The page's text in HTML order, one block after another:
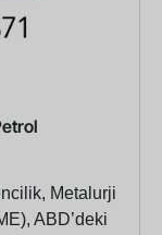
Metalurji
ABD’deki